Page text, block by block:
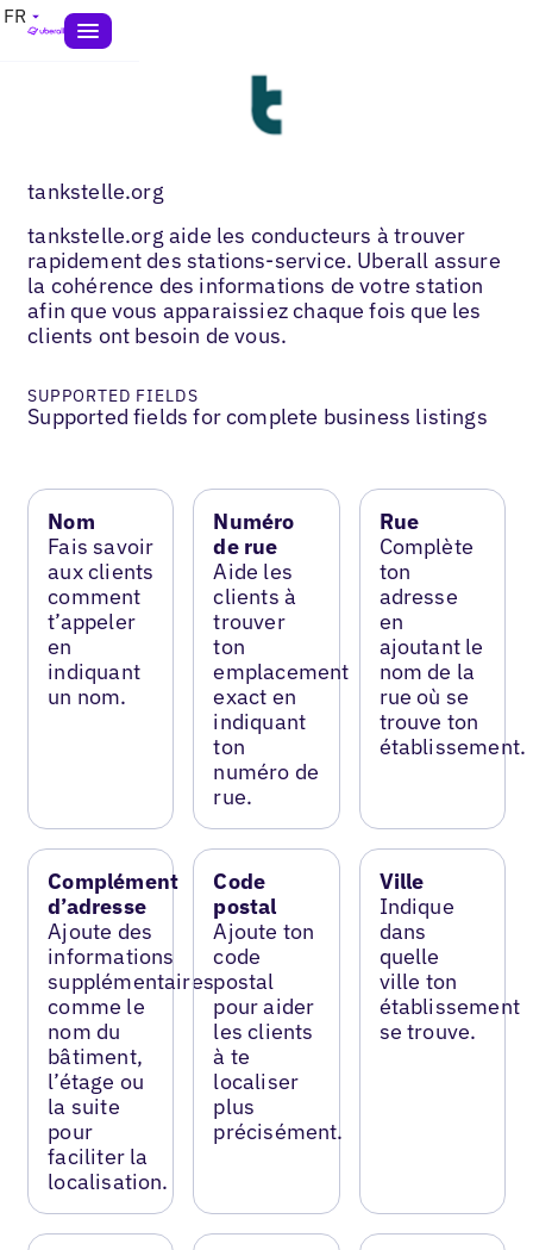
FR
tankstelle.org
tankstelle.org aide les conducteurs à trouver
rapidement des stations-service. Uberall assure
la cohérence des informations de votre station
afin que vous apparaissiez chaque fois que les
clients ont besoin de vous.
SUPPORTED FIELDS
Supported fields for complete business listings
Nom
Fais savoir
aux clients
comment
t’appeler
en
indiquant
un nom.
Numéro
de rue
Aide les
clients à
trouver
ton
emplacement
exact en
indiquant
ton
numéro de
rue.
Rue
Complète
ton
adresse
en
ajoutant le
nom de la
rue où se
trouve ton
établissement.
Complément
d’adresse
Ajoute des
informations
supplémentaires
comme le
nom du
bâtiment,
l’étage ou
la suite
pour
faciliter la
localisation.
Code
postal
Ajoute ton
code
postal
pour aider
les clients
à te
localiser
plus
précisément.
Ville
Indique
dans
quelle
ville ton
établissement
se trouve.